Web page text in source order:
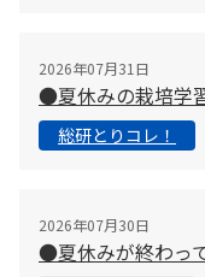
2026年07月31日
●夏休みの栽培学
総研とりコレ！
2026年07月30日
●夏休みが終わっ